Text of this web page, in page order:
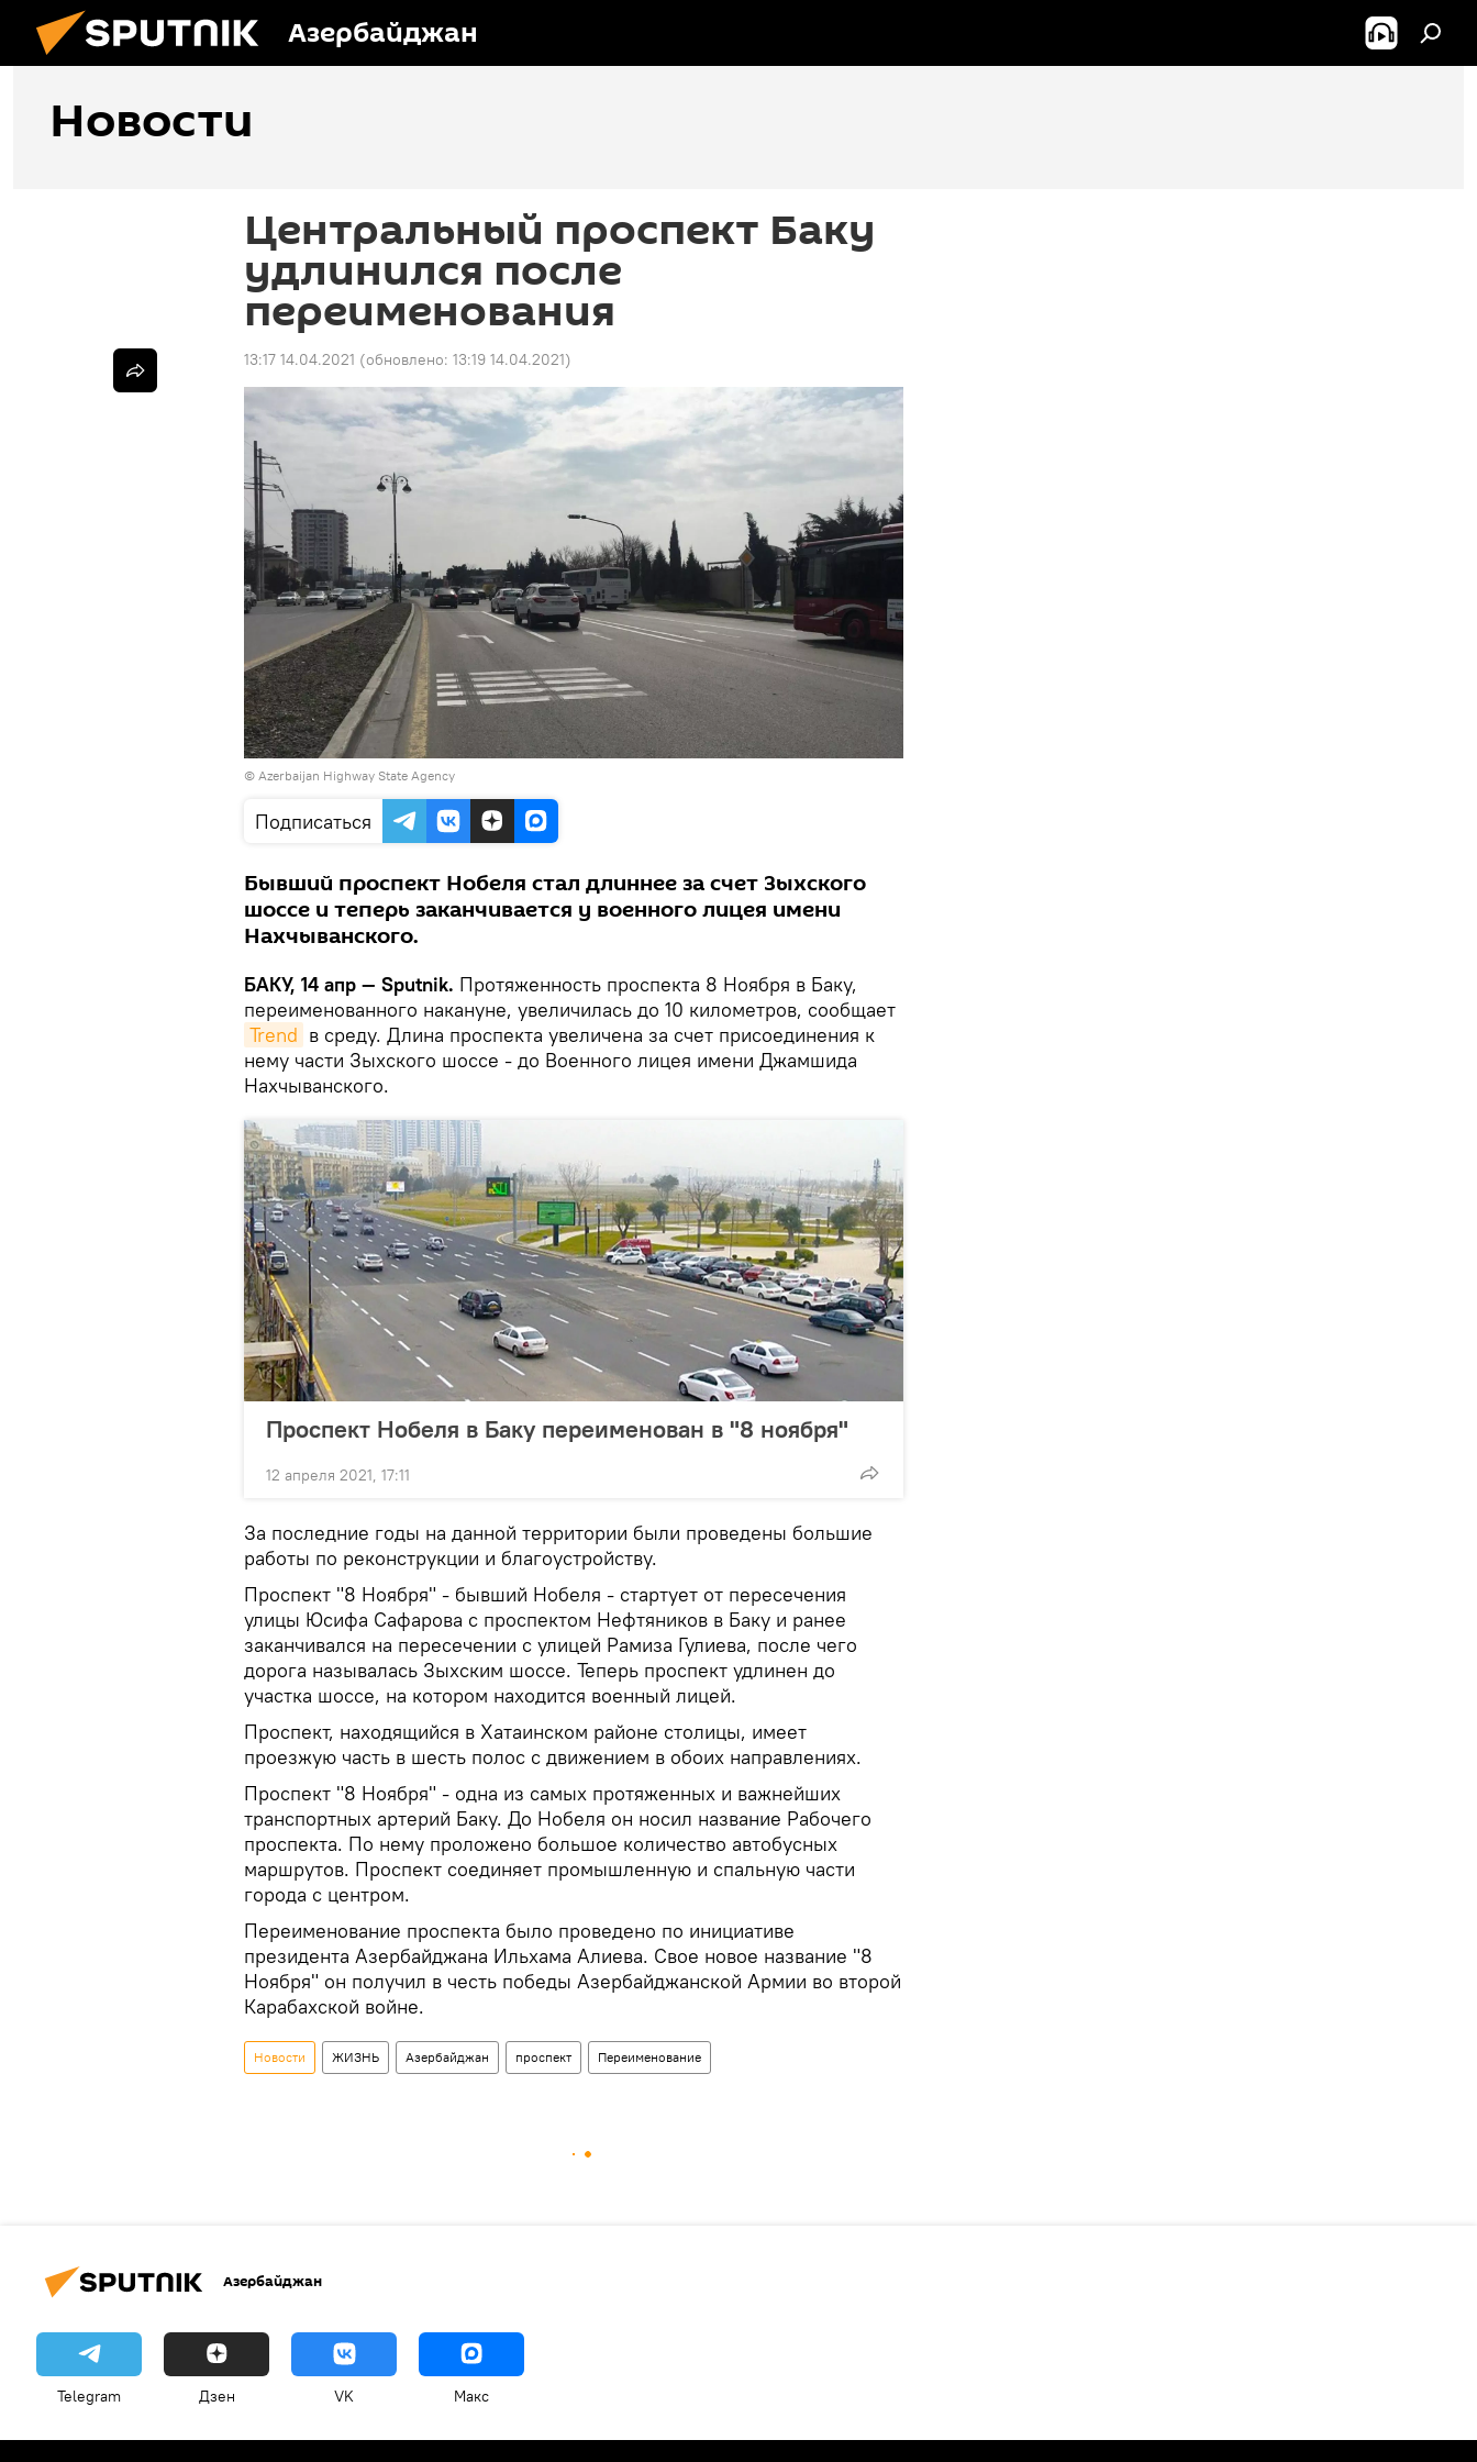
Азербайджан
Новости
Центральный проспект Баку
удлинился после
переименования
13:17 14.04.2021 (обновлено: 13:19 14.04.2021)
© Azerbaijan Highway State Agency
Подписаться
Бывший проспект Нобеля стал длиннее за счет Зыхского
шоссе и теперь заканчивается у военного лицея имени
Нахчыванского.
БАКУ, 14 апр — Sputnik. Протяженность проспекта 8 Ноября в Баку,
переименованного накануне, увеличилась до 10 километров, сообщает
Trend в среду. Длина проспекта увеличена за счет присоединения к
нему части Зыхского шоссе - до Военного лицея имени Джамшида
Нахчыванского.
Проспект Нобеля в Баку переименован в "8 ноября"
12 апреля 2021, 17:11
За последние годы на данной территории были проведены большие
работы по реконструкции и благоустройству.
Проспект "8 Ноября" - бывший Нобеля - стартует от пересечения
улицы Юсифа Сафарова с проспектом Нефтяников в Баку и ранее
заканчивался на пересечении с улицей Рамиза Гулиева, после чего
дорога называлась Зыхским шоссе. Теперь проспект удлинен до
участка шоссе, на котором находится военный лицей.
Проспект, находящийся в Хатаинском районе столицы, имеет
проезжую часть в шесть полос с движением в обоих направлениях.
Проспект "8 Ноября" - одна из самых протяженных и важнейших
транспортных артерий Баку. До Нобеля он носил название Рабочего
проспекта. По нему проложено большое количество автобусных
маршрутов. Проспект соединяет промышленную и спальную части
города с центром.
Переименование проспекта было проведено по инициативе
президента Азербайджана Ильхама Алиева. Свое новое название "8
Ноября" он получил в честь победы Азербайджанской Армии во второй
Карабахской войне.
Новости ЖИЗНЬ Азербайджан проспект Переименование
Азербайджан
Telegram Дзен VK Макс